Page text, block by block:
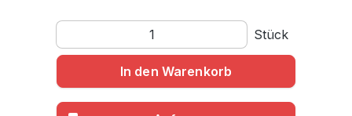
Produkt Anzahl: Gib den gewünschten Wert ein
Stück
In den Warenkorb